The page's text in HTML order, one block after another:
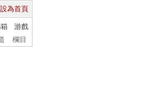
設為首頁
游戲
欄目